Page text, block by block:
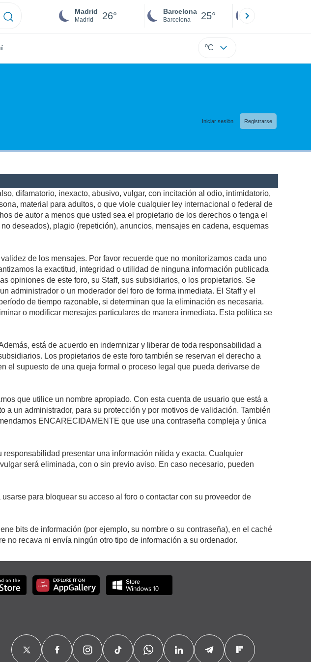
Madrid
Madrid 26° Barcelona
Barcelona 25°
ºC
Iniciar sesión Registrarse
difamatorio, inexacto, abusivo, vulgar, con incitación al odio, intimidatorio,
material para adultos, o que viole cualquier ley internacional o federal de
de autor a menos que usted sea el propietario de los derechos o tenga el
deseados), plagio (repetición), anuncios, mensajes en cadena, esquemas
de los mensajes. Por favor recuerde que no monitorizamos cada uno
la exactitud, integridad o utilidad de ninguna información publicada
opiniones de este foro, su Staff, sus subsidiarios, o los propietarios. Se
administrador o un moderador del foro de forma inmediata. El Staff y el
de tiempo razonable, si determinan que la eliminación es necesaria.
o modificar mensajes particulares de manera inmediata. Esta política se
está de acuerdo en indemnizar y liberar de toda responsabilidad a
Los propietarios de este foro también se reservan el derecho a
el supuesto de una queja formal o proceso legal que pueda derivarse de
que utilice un nombre apropiado. Con esta cuenta de usuario que está a
a un administrador, para su protección y por motivos de validación. También
ENCARECIDAMENTE que use una contraseña compleja y única
presentar una información nítida y exacta. Cualquier
será eliminada, con o sin previo aviso. En caso necesario, pueden
para bloquear su acceso al foro o contactar con su proveedor de
bits de información (por ejemplo, su nombre o su contraseña), en el caché
no recava ni envía ningún otro tipo de información a su ordenador.